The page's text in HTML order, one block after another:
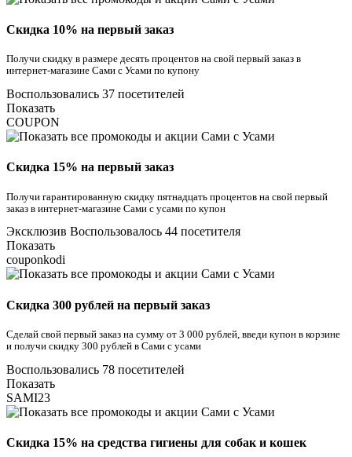
Скидка 10% на первый заказ
Получи скидку в размере десять процентов на свой первый заказ в
интернет-магазине Сами с Усами по купону
Воспользовались 37 посетителей
Показать
COUPON
Скидка 15% на первый заказ
Получи гарантированную скидку пятнадцать процентов на свой первый
заказ в интернет-магазине Сами с усами по купон
Эксклюзив Воспользовалось 44 посетителя
Показать
couponkodi
Скидка 300 рублей на первый заказ
Сделай свой первый заказ на сумму от 3 000 рублей, введи купон в корзине
и получи скидку 300 рублей в Сами с усами
Воспользовались 78 посетителей
Показать
SAMI23
Скидка 15% на средства гигиены для собак и кошек